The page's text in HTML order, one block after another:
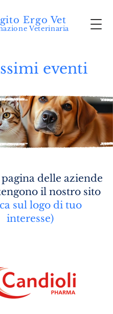
Ergo Vet
Veterinaria
eventi
delle aziende
il nostro sito
sul logo di tuo
interesse)